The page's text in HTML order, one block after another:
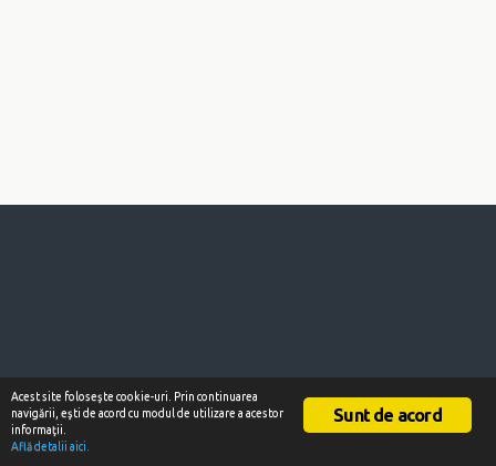
Sunt de acord
Acest site foloseşte cookie-uri. Prin continuarea
navigării, eşti de acord cu modul de utilizare a acestor
informaţii.
Află detalii aici.